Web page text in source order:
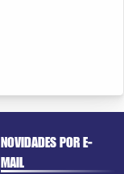
NOVIDADES POR E-
MAIL